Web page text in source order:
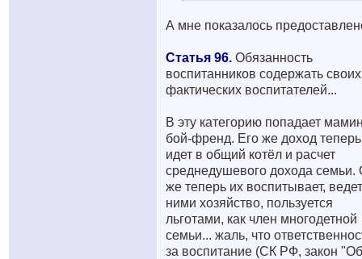
А мне показалось
Статья 96. Обязанность
воспитанников содержать своих
фактических воспитателей...
В эту категорию попадает
бой-френд. Его же доход теперь
идет в общий котёл и расчет
среднедушевого дохода семьи.
же теперь их воспитывает,
ними хозяйство, пользуется
льготами, как член многодетной
семьи... жаль, что
за воспитание (СК РФ, закон "Об